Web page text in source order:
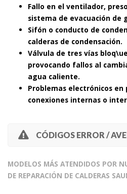
Fallo en el ventilador,
sistema de evacuación de
Sifón o conducto de
calderas de condensación.
Válvula de tres vías
provocando fallos al
agua caliente.
Problemas electrónicos en
conexiones internas o
CÓDIGOS ERROR /
MODELOS MÁS ATENDIDOS POR
DE REPARACIÓN DE CALDERAS